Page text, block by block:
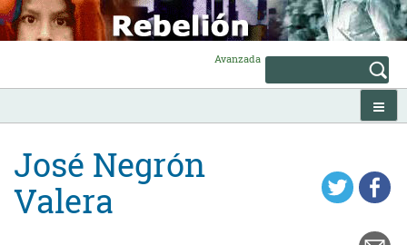
Skip
to
content
Avanzada
José Negrón
Valera